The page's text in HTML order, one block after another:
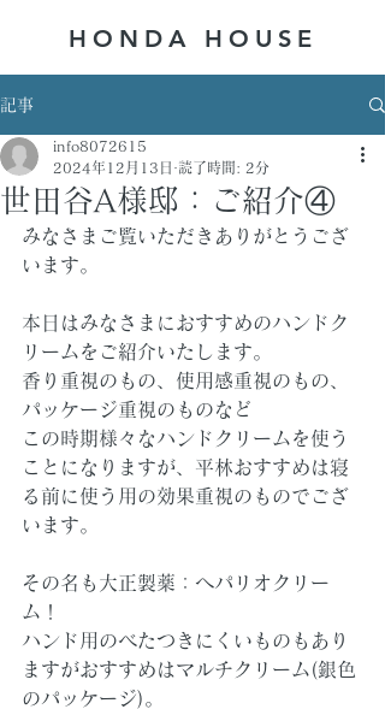
HONDA ​HOUSE
記事
世田谷A様邸：ご紹介④
info8072615
2024年12月13日
読了時間: 2分
みなさまご覧いただきありがとうござ
います。
本日はみなさまにおすすめのハンドク
リームをご紹介いたします。
香り重視のもの、使用感重視のもの、
パッケージ重視のものなど
この時期様々なハンドクリームを使う
ことになりますが、平林おすすめは寝
る前に使う用の効果重視のものでござ
います。
その名も大正製薬：へパリオクリー
ム！
ハンド用のべたつきにくいものもあり
ますがおすすめはマルチクリーム(銀色
のパッケージ)。